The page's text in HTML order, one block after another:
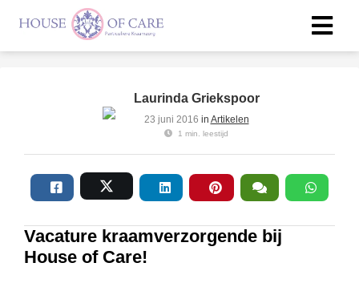
Laurinda Griekspoor
23 juni 2016 in Artikelen
1 min. leestijd
Vacature kraamverzorgende bij
House of Care!